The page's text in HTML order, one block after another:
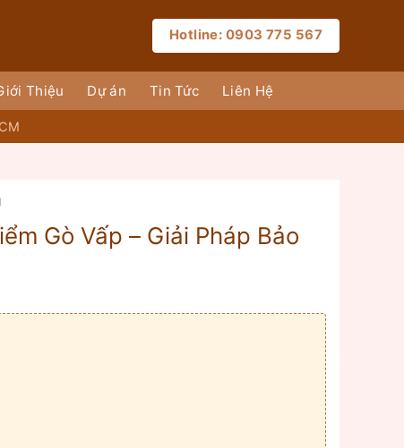
Hotline: 0903 775 567
Thiệu Dự án Tin Tức Liên Hệ
Gò Vấp – Giải Pháp Bảo